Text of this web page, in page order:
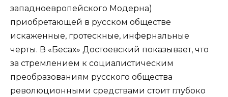
западноевропейского Модерна)
приобретающей в русском обществе
искаженные, гротескные, инфернальные
черты. В «Бесах» Достоевский показывает, что
за стремлением к социалистическим
преобразованиям русского общества
революционными средствами стоит глубоко